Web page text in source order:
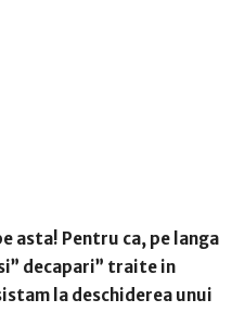
asta! Pentru ca, pe langa
decapari” traite in
la deschiderea unui